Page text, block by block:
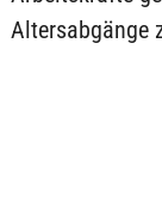
Altersabgänge